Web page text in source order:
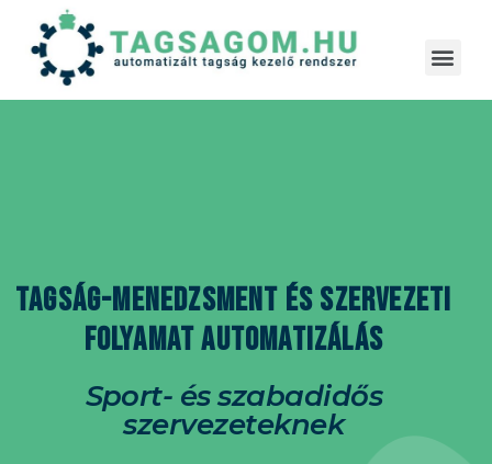
Tagság-menedzsment és szervezeti
folyamat automatizálás​
Sport- és szabadidős
szervezeteknek